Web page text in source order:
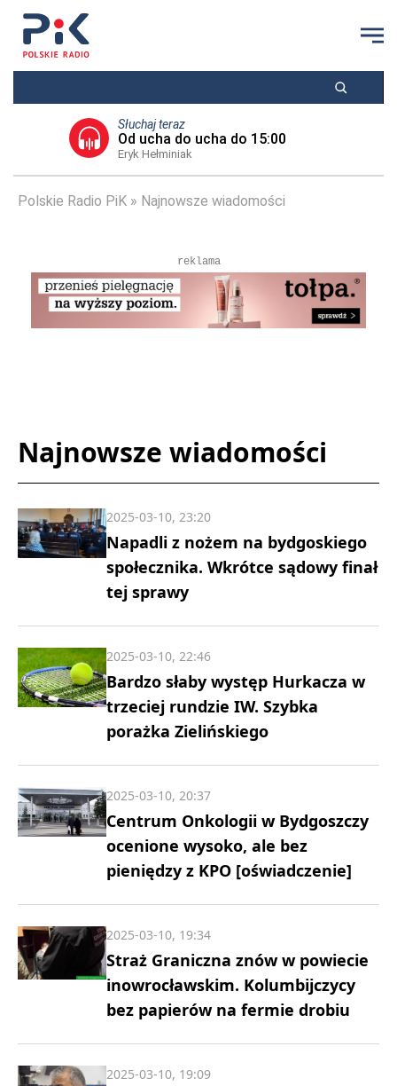
Słuchaj teraz
Od ucha do ucha do 15:00
Eryk Hełminiak
Polskie Radio PiK Najnowsze wiadomości
reklama
Najnowsze wiadomości
Napadli z nożem na bydgoskiego
społecznika. Wkrótce sądowy finał
tej sprawy
2025-03-10, 23:20
Bardzo słaby występ Hurkacza w
trzeciej rundzie IW. Szybka
porażka Zielińskiego
2025-03-10, 22:46
Centrum Onkologii w Bydgoszczy
ocenione wysoko, ale bez
pieniędzy z KPO [oświadczenie]
2025-03-10, 20:37
Straż Graniczna znów w powiecie
inowrocławskim. Kolumbijczycy
bez papierów na fermie drobiu
2025-03-10, 19:34
2025-03-10, 19:09